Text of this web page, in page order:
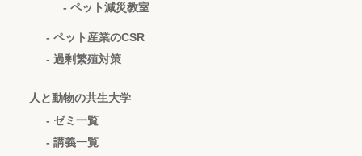
- ペット減災教室
- ペット産業のCSR
- 過剰繁殖対策
人と動物の共生大学
- ゼミ一覧
- 講義一覧